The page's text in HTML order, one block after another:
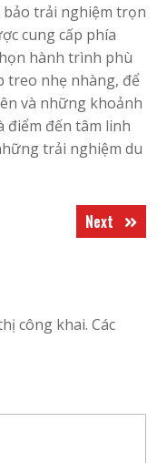
bảo trải nghiệm trọn
cung cấp phía
hành trình phù
treo nhẹ nhàng, để
và những khoảnh
điểm đến tâm linh
trải nghiệm du
Next Next
post:
công khai. Các